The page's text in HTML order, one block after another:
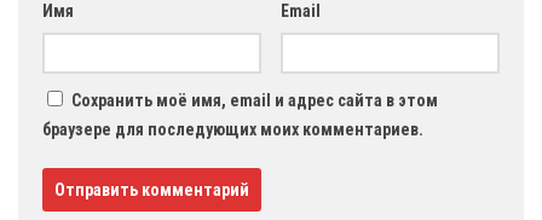
Имя Email
Сохранить моё имя, email и адрес сайта в этом
браузере для последующих моих комментариев.